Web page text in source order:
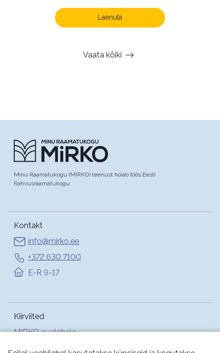
Laenuta
Vaata kõiki
Minu Raamatukogu (MIRKO) teenust hoiab töös Eesti
Rahvusraamatukogu
Kontakt
info@mirko.ee
+372 630 7100
E-R 9-17
Kiirviited
MIRKO avalehele
Abi